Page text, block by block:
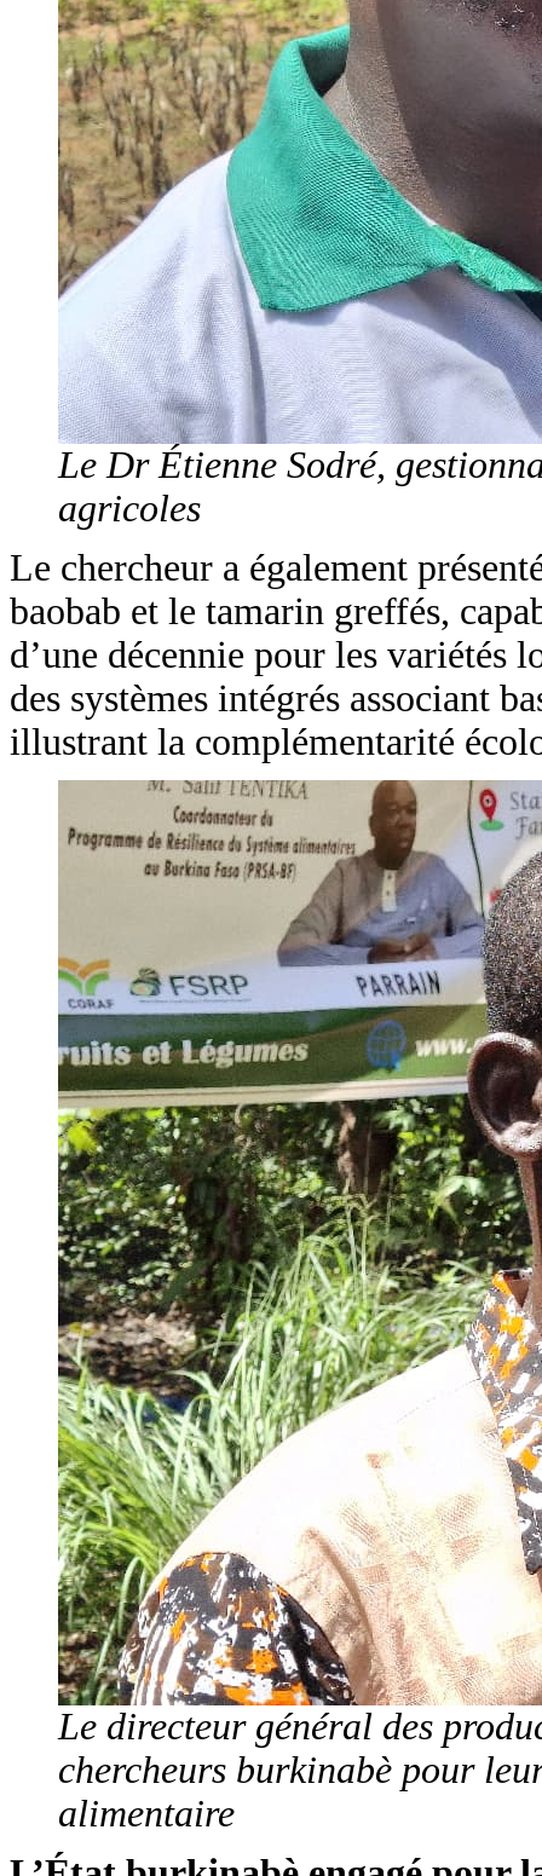
Le Dr Étienne Sodré,
agricoles
Le chercheur a également
baobab et le tamarin greffés,
d’une décennie pour les variétés
des systèmes intégrés associant
illustrant la complémentarité
Le directeur général des
chercheurs burkinabè pour
alimentaire